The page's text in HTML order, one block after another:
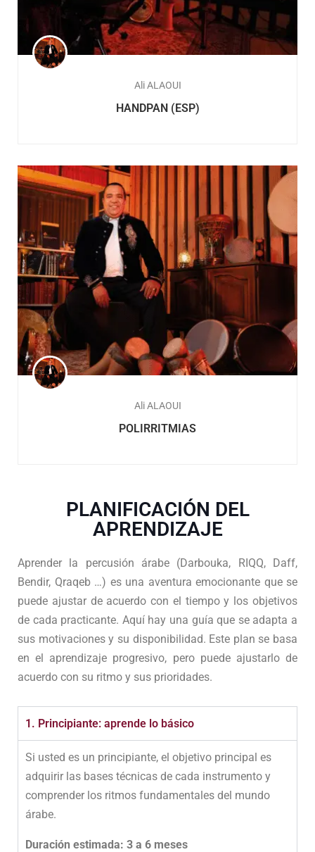
Ali ALAOUI
HANDPAN (ESP)
Ali ALAOUI
POLIRRITMIAS
PLANIFICACIÓN DEL
APRENDIZAJE
Aprender la percusión árabe (Darbouka, RIQQ, Daff,
Bendir, Qraqeb …) es una aventura emocionante que se
puede ajustar de acuerdo con el tiempo y los objetivos
de cada practicante. Aquí hay una guía que se adapta a
sus motivaciones y su disponibilidad. Este plan se basa
en el aprendizaje progresivo, pero puede ajustarlo de
acuerdo con su ritmo y sus prioridades.
1. Principiante: aprende lo básico
Si usted es un principiante, el objetivo principal es
adquirir las bases técnicas de cada instrumento y
comprender los ritmos fundamentales del mundo
árabe.
Duración estimada: 3 a 6 meses